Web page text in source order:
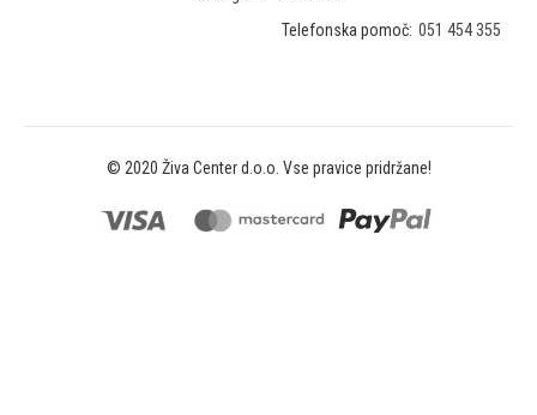
Telefonska pomoč: 051 454 355
© 2020 Živa Center d.o.o. Vse pravice pridržane!